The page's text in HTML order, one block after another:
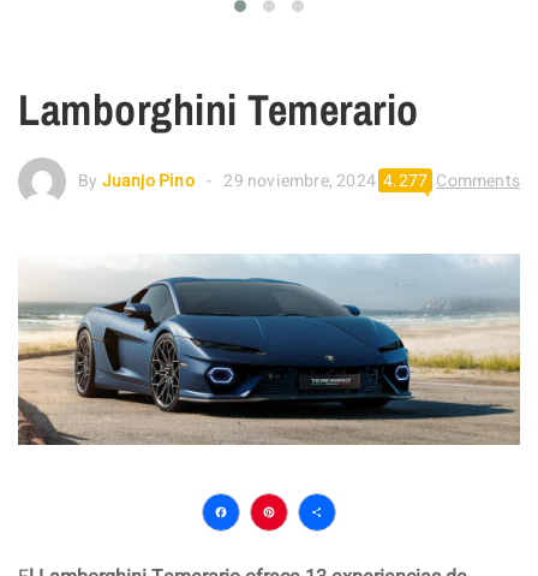
Lamborghini Temerario
By Juanjo Pino 29 noviembre, 2024 4.277 Comments
Facebook
Pinterest
Compartir